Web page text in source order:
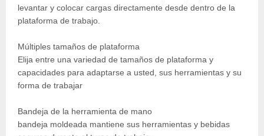
levantar y colocar cargas directamente desde dentro de la
plataforma de trabajo.
Múltiples tamaños de plataforma
Elija entre una variedad de tamaños de plataforma y
capacidades para adaptarse a usted, sus herramientas y su
forma de trabajar
Bandeja de la herramienta de mano
bandeja moldeada mantiene sus herramientas y bebidas